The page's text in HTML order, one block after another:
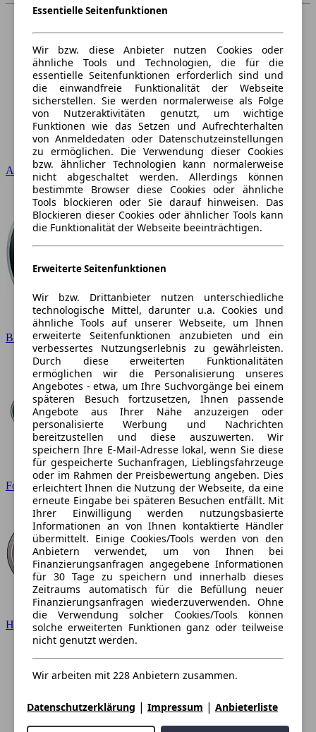
Audi
BMW
Ford
Hyundai
Essentielle Seitenfunktionen
Wir bzw. diese Anbieter nutzen Cookies oder
ähnliche Tools und Technologien, die für die
essentielle Seitenfunktionen erforderlich sind und
die einwandfreie Funktionalität der Webseite
sicherstellen. Sie werden normalerweise als Folge
von Nutzeraktivitäten genutzt, um wichtige
Funktionen wie das Setzen und Aufrechterhalten
von Anmeldedaten oder Datenschutzeinstellungen
zu ermöglichen. Die Verwendung dieser Cookies
bzw. ähnlicher Technologien kann normalerweise
nicht abgeschaltet werden. Allerdings können
bestimmte Browser diese Cookies oder ähnliche
Tools blockieren oder Sie darauf hinweisen. Das
Blockieren dieser Cookies oder ähnlicher Tools kann
die Funktionalität der Webseite beeinträchtigen.
Erweiterte Seitenfunktionen
Wir bzw. Drittanbieter nutzen unterschiedliche
technologische Mittel, darunter u.a. Cookies und
ähnliche Tools auf unserer Webseite, um Ihnen
erweiterte Seitenfunktionen anzubieten und ein
verbessertes Nutzungserlebnis zu gewährleisten.
Durch diese erweiterten Funktionalitäten
ermöglichen wir die Personalisierung unseres
Angebotes - etwa, um Ihre Suchvorgänge bei einem
späteren Besuch fortzusetzen, Ihnen passende
Angebote aus Ihrer Nähe anzuzeigen oder
personalisierte Werbung und Nachrichten
bereitzustellen und diese auszuwerten. Wir
speichern Ihre E-Mail-Adresse lokal, wenn Sie diese
für gespeicherte Suchanfragen, Lieblingsfahrzeuge
oder im Rahmen der Preisbewertung angeben. Dies
erleichtert Ihnen die Nutzung der Webseite, da eine
erneute Eingabe bei späteren Besuchen entfällt. Mit
Ihrer Einwilligung werden nutzungsbasierte
Informationen an von Ihnen kontaktierte Händler
übermittelt. Einige Cookies/Tools werden von den
Anbietern verwendet, um von Ihnen bei
Finanzierungsanfragen angegebene Informationen
für 30 Tage zu speichern und innerhalb dieses
Zeitraums automatisch für die Befüllung neuer
Finanzierungsanfragen wiederzuverwenden. Ohne
die Verwendung solcher Cookies/Tools können
solche erweiterten Funktionen ganz oder teilweise
nicht genutzt werden.
Wir arbeiten mit 228 Anbietern zusammen.
Datenschutzerklärung | Impressum | Anbieterliste